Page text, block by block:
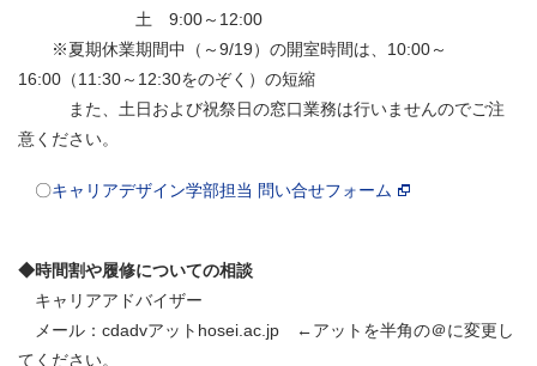
土 9:00～12:00
※夏期休業期間中（～9/19）の開室時間は、10:00～
16:00（11:30～12:30をのぞく）の短縮
また、土日および祝祭日の窓口業務は行いませんのでご注
意ください。
〇キャリアデザイン学部担当 問い合せフォーム
◆時間割や履修についての相談
キャリアアドバイザー
メール：cdadvアットhosei.ac.jp ←アットを半角の＠に変更し
てください。